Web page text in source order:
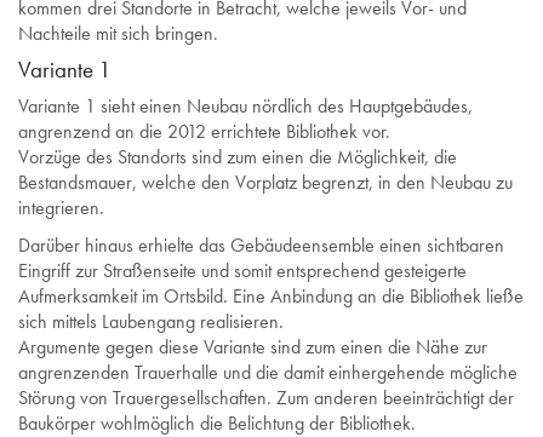
kommen drei Standorte in Betracht, welche jeweils Vor- und
Nachteile mit sich bringen.
Variante 1
Variante 1 sieht einen Neubau nördlich des Hauptgebäudes,
angrenzend an die 2012 errichtete Bibliothek vor.
Vorzüge des Standorts sind zum einen die Möglichkeit, die
Bestandsmauer, welche den Vorplatz begrenzt, in den Neubau zu
integrieren.
Darüber hinaus erhielte das Gebäudeensemble einen sichtbaren
Eingriff zur Straßenseite und somit entsprechend gesteigerte
Aufmerksamkeit im Ortsbild. Eine Anbindung an die Bibliothek ließe
sich mittels Laubengang realisieren.
Argumente gegen diese Variante sind zum einen die Nähe zur
angrenzenden Trauerhalle und die damit einhergehende mögliche
Störung von Trauergesellschaften. Zum anderen beeinträchtigt der
Baukörper wohlmöglich die Belichtung der Bibliothek.